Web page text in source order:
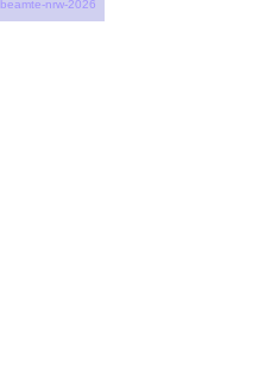
beamte-nrw-2026